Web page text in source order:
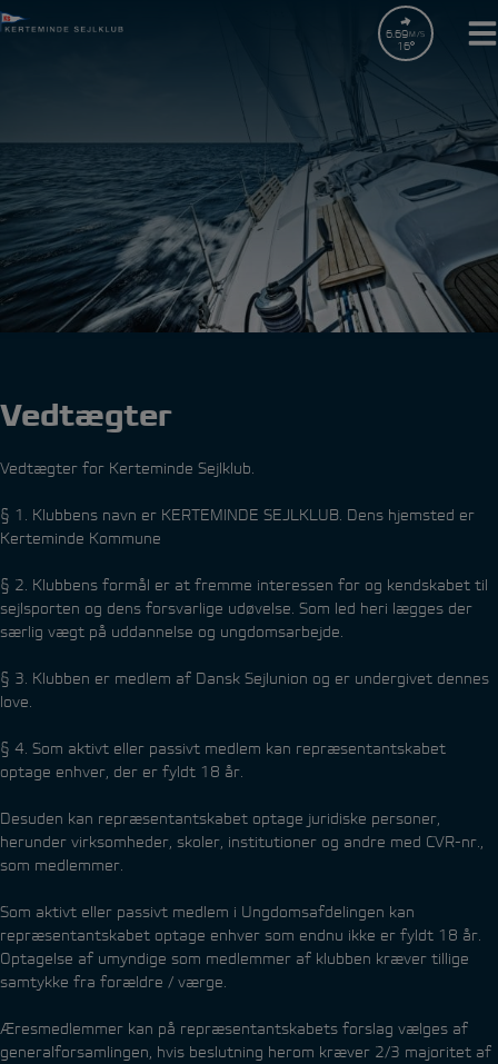
Hop
til
6.69M/S
16
Vedtægter
Vedtægter for Kerteminde Sejlklub.
§ 1. Klubbens navn er KERTEMINDE SEJLKLUB. Dens hjemsted er
Kerteminde Kommune
§ 2. Klubbens formål er at fremme interessen for og kendskabet til
sejlsporten og dens forsvarlige udøvelse. Som led heri lægges der
særlig vægt på uddannelse og ungdomsarbejde.
§ 3. Klubben er medlem af Dansk Sejlunion og er undergivet dennes
love.
§ 4. Som aktivt eller passivt medlem kan repræsentantskabet
optage enhver, der er fyldt 18 år.
Desuden kan repræsentantskabet optage juridiske personer,
herunder virksomheder, skoler, institutioner og andre med CVR-nr.,
som medlemmer.
Som aktivt eller passivt medlem i Ungdomsafdelingen kan
repræsentantskabet optage enhver som endnu ikke er fyldt 18 år.
Optagelse af umyndige som medlemmer af klubben kræver tillige
samtykke fra forældre / værge.
Æresmedlemmer kan på repræsentantskabets forslag vælges af
generalforsamlingen, hvis beslutning herom kræver 2/3 majoritet af